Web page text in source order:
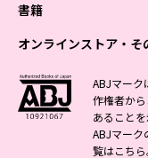
Vジャンプ
最強ジャンプ
少年ジャンプ+
ジャンプTOON
青年マンガ
ZEBRACK
S-MANGA
集英社ジャンプリ
少女マンガ
ZEBRACK
S-MANGA
集英社コミック文庫
女性マンガ
ジャンプTOON
ファッション・美容
BAILA
MAQUIA
芸能・情報・スポー
週プレNEWS
週プレ グラジャパ!
書籍
文芸・文庫・総合
小説すばる
集英社 文芸ステー
web 集英社文庫
学芸・ノンフィクシ
1日5分で、明日は
集英社学芸部 - 学
ライトノベル・ノベ
集英社オレンジ文庫
オンラインストア・そ
オンラインストア
OTO
SHUEISHA MANGA-
その他WEBサービス
集英社アドナビ
ABJマーク
作権者か
あること
ABJマーク
覧はこちら